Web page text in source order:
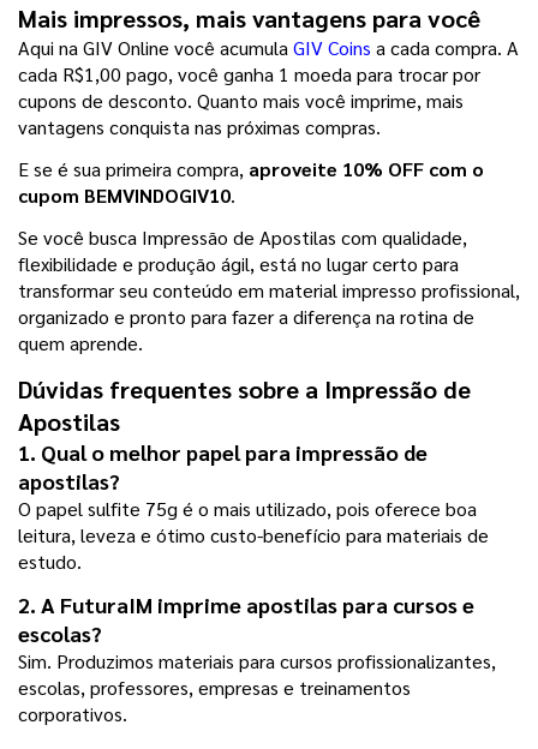
Mais impressos, mais vantagens para você
Aqui na GIV Online você acumula GIV Coins a cada compra. A
cada R$1,00 pago, você ganha 1 moeda para trocar por
cupons de desconto. Quanto mais você imprime, mais
vantagens conquista nas próximas compras.
E se é sua primeira compra, aproveite 10% OFF com o
cupom BEMVINDOGIV10.
Se você busca Impressão de Apostilas com qualidade,
flexibilidade e produção ágil, está no lugar certo para
transformar seu conteúdo em material impresso profissional,
organizado e pronto para fazer a diferença na rotina de
quem aprende.
Dúvidas frequentes sobre a Impressão de
Apostilas
1. Qual o melhor papel para impressão de
apostilas?
O papel sulfite 75g é o mais utilizado, pois oferece boa
leitura, leveza e ótimo custo-benefício para materiais de
estudo.
2. A FuturaIM imprime apostilas para cursos e
escolas?
Sim. Produzimos materiais para cursos profissionalizantes,
escolas, professores, empresas e treinamentos
corporativos.